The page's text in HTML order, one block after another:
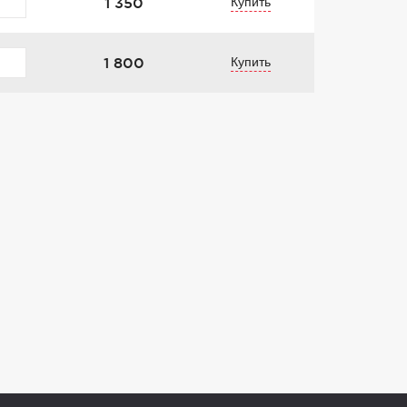
1 800 Купить